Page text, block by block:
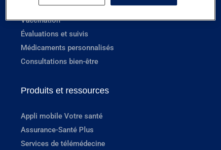
Prescriptions
Vaccination
Évaluations et suivis
Médicaments personnalisés
Consultations bien-être
Produits et ressources
Appli mobile Votre santé
Assurance-Santé Plus
Services de télémédecine